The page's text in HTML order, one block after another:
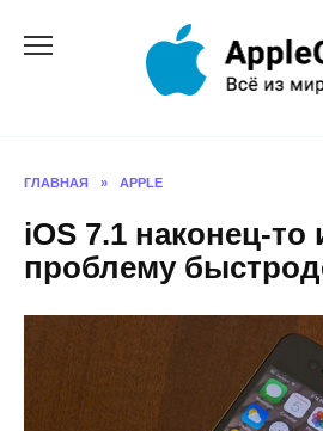
ГЛАВНАЯ » APPLE
iOS 7.1 наконец-то
проблему